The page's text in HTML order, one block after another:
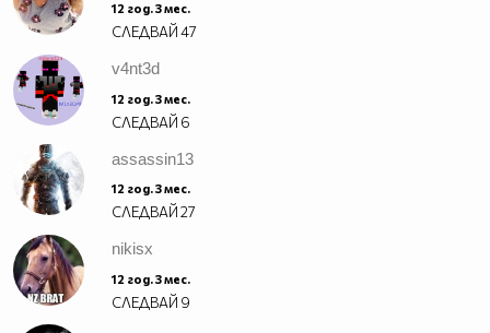
12 год. 3 мес.
СЛЕДВАЙ47
v4nt3d
12 год. 3 мес.
СЛЕДВАЙ 6
assassin13
12 год. 3 мес.
СЛЕДВАЙ27
nikisx
12 год. 3 мес.
СЛЕДВАЙ 9